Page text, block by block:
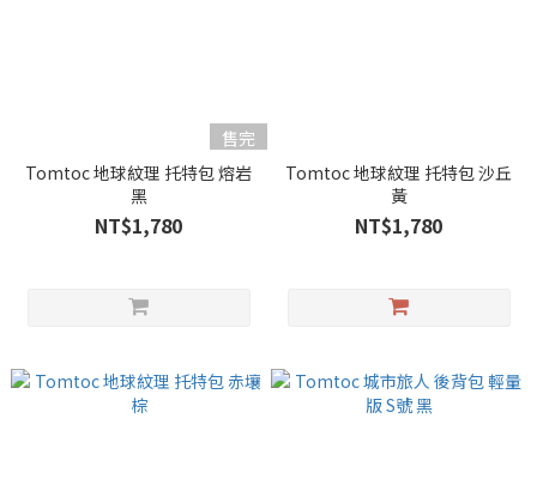
售完
Tomtoc 地球紋理 托特包 熔岩
黑
NT$1,780
Tomtoc 地球紋理 托特包 沙丘
黃
NT$1,780